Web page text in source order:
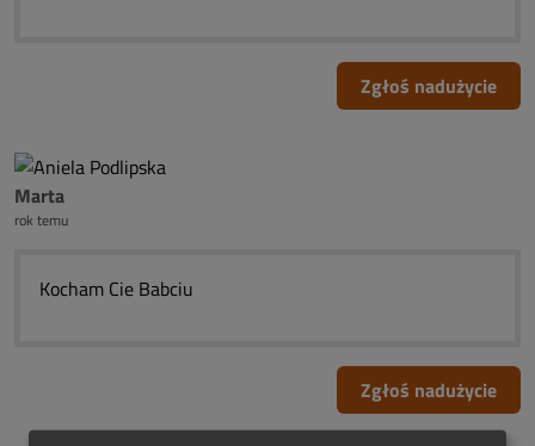
Zgłoś nadużycie
Marta
rok temu
Kocham Cie Babciu
Zgłoś nadużycie